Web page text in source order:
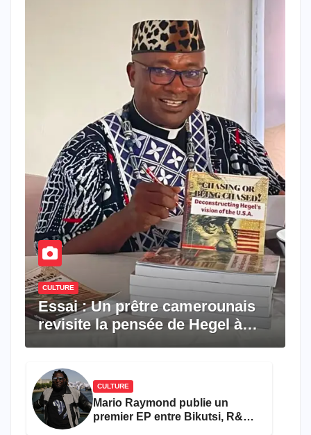
CULTURE
Essai : Un prêtre camerounais
revisite la pensée de Hegel à
CULTURE
Mario Raymond publie un
premier EP entre Bikutsi, R&B